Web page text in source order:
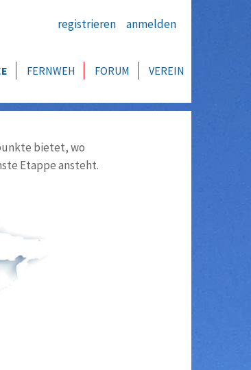
registrieren anmelden
FERNWEH FORUM VEREIN
bietet, wo
Etappe ansteht.